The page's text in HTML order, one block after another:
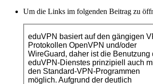
Um die Links im folgenden Beitrag zu